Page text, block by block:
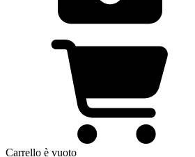
Carrello è vuoto